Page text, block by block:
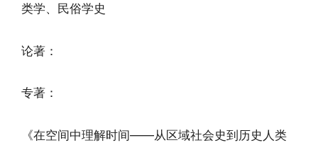
类学、民俗学史
论著：
专著：
《在空间中理解时间——从区域社会史到历史人类